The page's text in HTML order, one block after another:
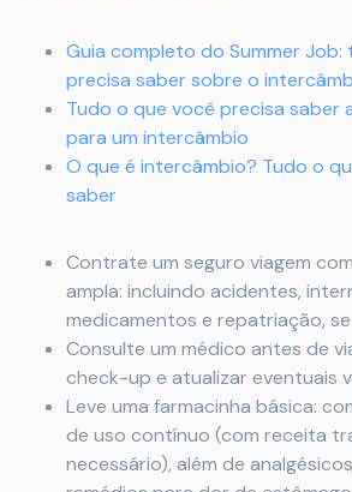
Guia completo do Summer
precisa saber sobre o
Tudo o que você precisa saber
para um intercâmbio
O que é intercâmbio? Tudo o
saber
Contrate um seguro viagem
ampla: incluindo acidentes,
medicamentos e repatriação,
Consulte um médico antes de
check-up e atualizar eventuais
Leve uma farmacinha básica:
de uso contínuo (com receita
necessário), além de